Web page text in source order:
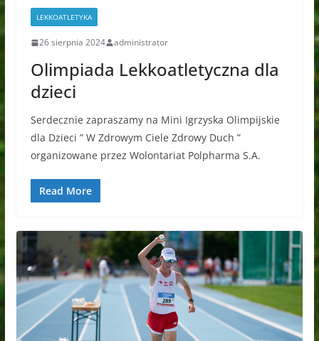
LEKKOATLETYKA
26 sierpnia 2024 administrator
Olimpiada Lekkoatletyczna dla
dzieci
Serdecznie zapraszamy na Mini Igrzyska Olimpijskie
dla Dzieci ” W Zdrowym Ciele Zdrowy Duch ”
organizowane przez Wolontariat Polpharma S.A.
Read More